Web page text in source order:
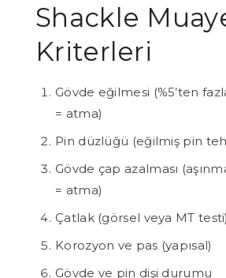
Shackle
Kriterleri
Gövde eğilmesi (%5’ten
= atma)
Pin düzlüğü (eğilmiş pin
Gövde çap azalması
= atma)
Çatlak (görsel veya MT testi)
Korozyon ve pas (yapısal)
Gövde ve pin dişi durumu